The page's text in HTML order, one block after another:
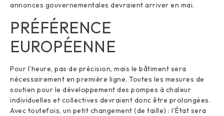
annonces gouvernementales devraient arriver en mai.
PRÉFÉRENCE
EUROPÉENNE
Pour l’heure, pas de précision, mais le bâtiment sera
nécessairement en première ligne. Toutes les mesures de
soutien pour le développement des pompes à chaleur
individuelles et collectives devraient donc être prolongées.
Avec toutefois, un petit changement (de taille) : l’État sera